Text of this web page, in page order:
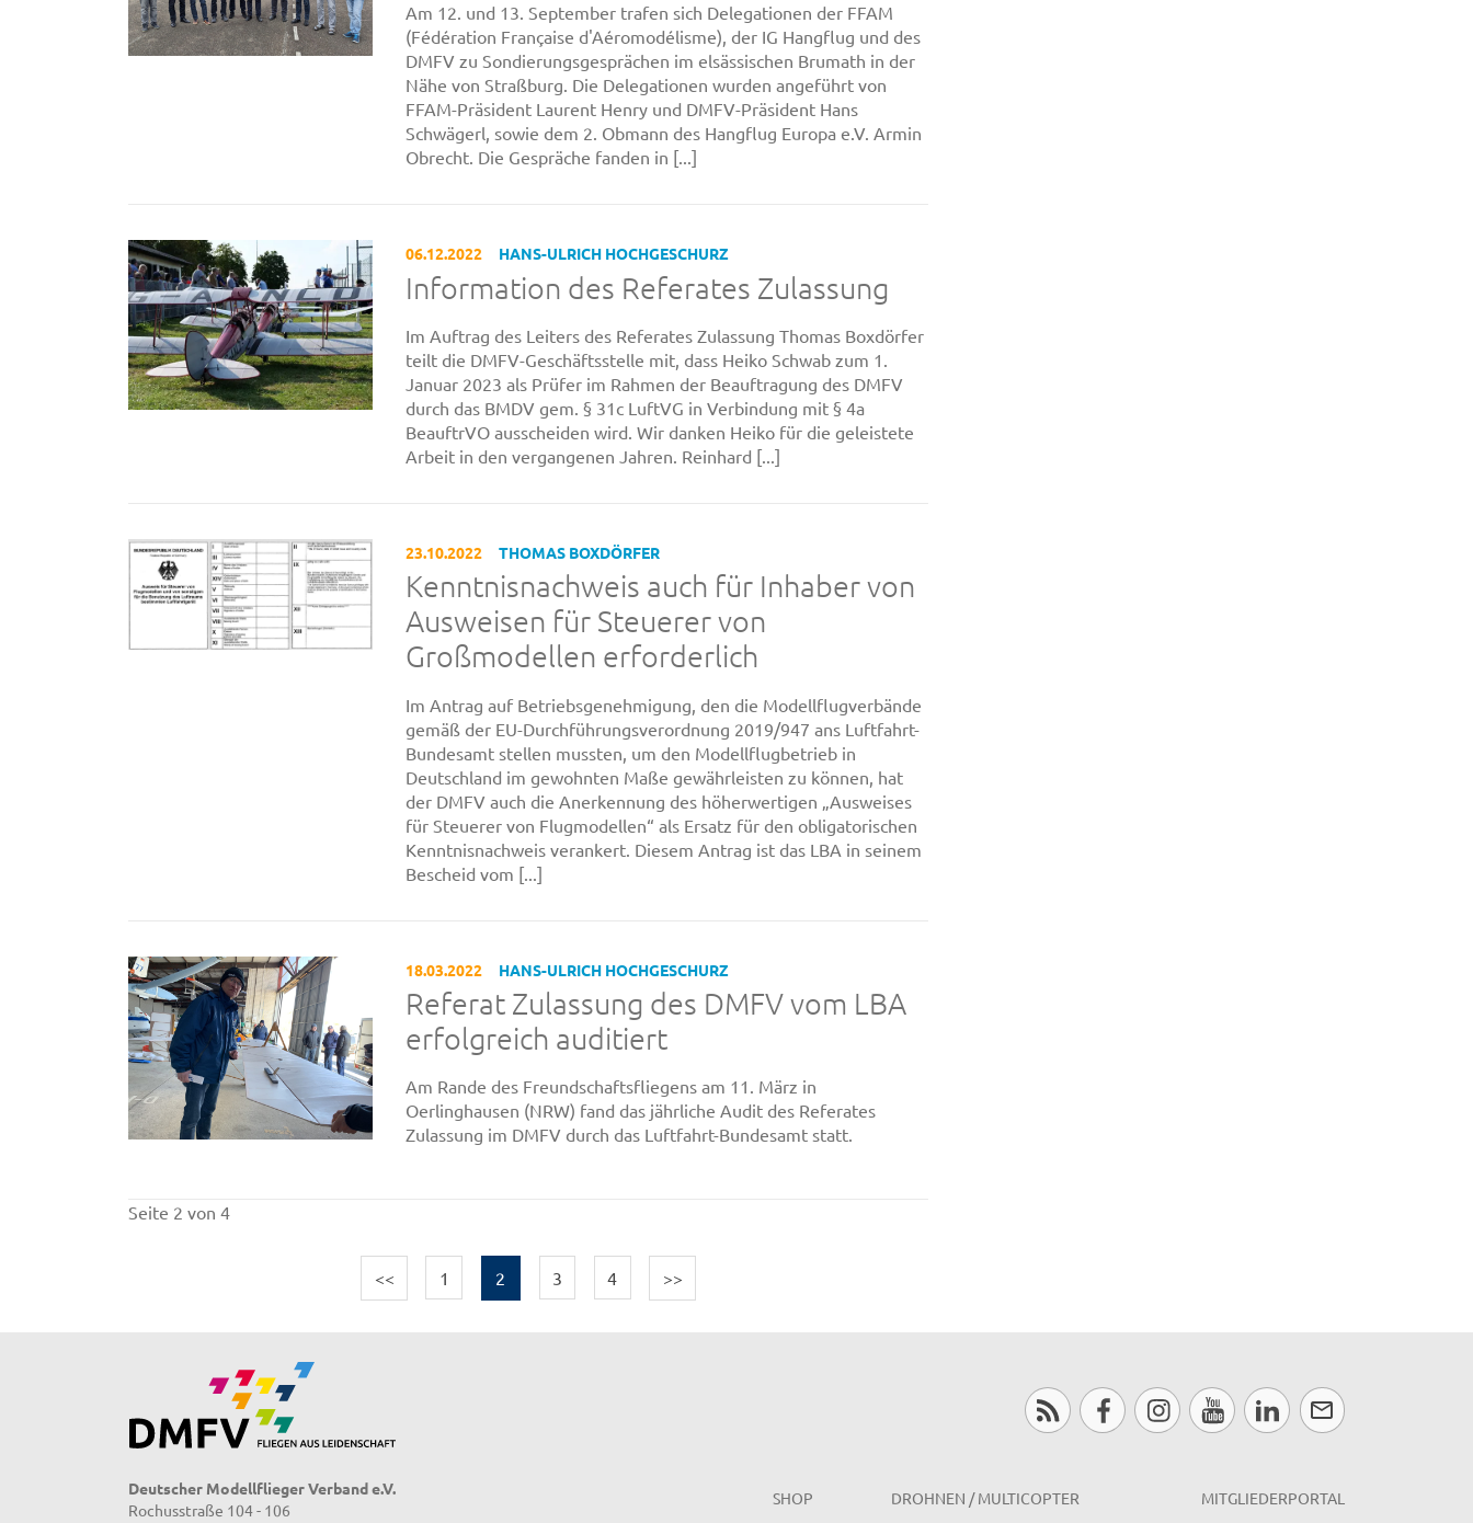
Am 12. und 13. September trafen sich Delegationen der FFAM
(Fédération Française d'Aéromodélisme), der IG Hangflug und des
DMFV zu Sondierungsgesprächen im elsässischen Brumath in der
Nähe von Straßburg. Die Delegationen wurden angeführt von
FFAM-Präsident Laurent Henry und DMFV-Präsident Hans
Schwägerl, sowie dem 2. Obmann des Hangflug Europa e.V. Armin
Obrecht. Die Gespräche fanden in [...]
06.12.2022 HANS-ULRICH HOCHGESCHURZ
Information des Referates Zulassung
Im Auftrag des Leiters des Referates Zulassung Thomas Boxdörfer
teilt die DMFV-Geschäftsstelle mit, dass Heiko Schwab zum 1.
Januar 2023 als Prüfer im Rahmen der Beauftragung des DMFV
durch das BMDV gem. § 31c LuftVG in Verbindung mit § 4a
BeauftrVO ausscheiden wird. Wir danken Heiko für die geleistete
Arbeit in den vergangenen Jahren. Reinhard [...]
23.10.2022 THOMAS BOXDÖRFER
Kenntnisnachweis auch für Inhaber von
Ausweisen für Steuerer von
Großmodellen erforderlich
Im Antrag auf Betriebsgenehmigung, den die Modellflugverbände
gemäß der EU-Durchführungsverordnung 2019/947 ans Luftfahrt-
Bundesamt stellen mussten, um den Modellflugbetrieb in
Deutschland im gewohnten Maße gewährleisten zu können, hat
der DMFV auch die Anerkennung des höherwertigen „Ausweises
für Steuerer von Flugmodellen“ als Ersatz für den obligatorischen
Kenntnisnachweis verankert. Diesem Antrag ist das LBA in seinem
Bescheid vom [...]
18.03.2022 HANS-ULRICH HOCHGESCHURZ
Referat Zulassung des DMFV vom LBA
erfolgreich auditiert
Am Rande des Freundschaftsfliegens am 11. März in
Oerlinghausen (NRW) fand das jährliche Audit des Referates
Zulassung im DMFV durch das Luftfahrt-Bundesamt statt.
Seite 2 von 4
<< 1 2 3 4 >>
Deutscher Modellflieger Verband e.V.
Rochusstraße 104 - 106
SHOP
DROHNEN / MULTICOPTER
MITGLIEDERPORTAL